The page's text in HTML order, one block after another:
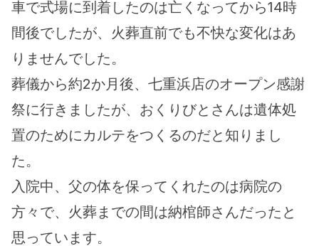
車で式場に到着したのは亡くなってから14時
間後でしたが、火葬直前でも不快な変化はあ
りませんでした。
葬儀から約2か月後、七重浜店のオープン感謝
祭に行きましたが、おくりびとさんは遺体処
置のためにカルテをつくるのだと知りまし
た。
入院中、父の体を保ってくれたのは病院の
方々で、火葬までの間は納棺師さんだったと
思っています。